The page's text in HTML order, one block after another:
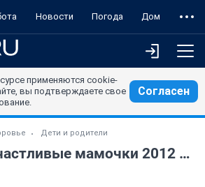
Новости Погода Дом
применяются cookie-
вы подтверждаете свое
Согласен
Дети и родители
Красивые и счастливые мамочки 2012 года (часть 24)